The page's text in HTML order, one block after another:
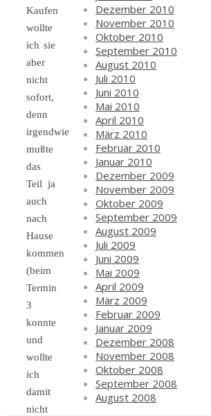
Kaufen
wollte
ich sie
aber
nicht
sofort,
denn
irgendwie
mußte
das
Teil ja
auch
nach
Hause
kommen
(beim
Termin
3
konnte
und
wollte
ich
damit
nicht
Dezember 2010
November 2010
Oktober 2010
September 2010
August 2010
Juli 2010
Juni 2010
Mai 2010
April 2010
März 2010
Februar 2010
Januar 2010
Dezember 2009
November 2009
Oktober 2009
September 2009
August 2009
Juli 2009
Juni 2009
Mai 2009
April 2009
März 2009
Februar 2009
Januar 2009
Dezember 2008
November 2008
Oktober 2008
September 2008
August 2008